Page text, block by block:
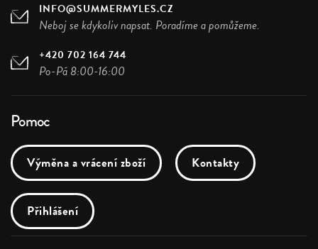
INFO@SUMMERMYLES.CZ
Neboj se kdykoliv napsat. Poradíme a pomůžeme.
+420 702 164 744
Po-Pá 8:00-16:00
Pomoc
Výměna a vrácení zboží Kontakty
Přihlášení